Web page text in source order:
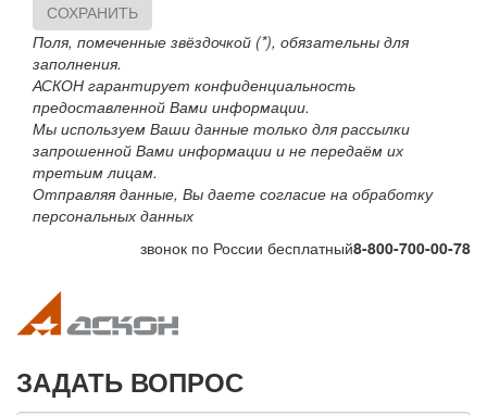
СОХРАНИТЬ
Поля, помеченные звёздочкой (*), обязательны для
заполнения.
АСКОН гарантирует конфиденциальность
предоставленной Вами информации.
Мы используем Ваши данные только для рассылки
запрошенной Вами информации и не передаём их
третьим лицам.
Отправляя данные, Вы даете согласие на обработку
персональных данных
звонок по России бесплатный8-800-700-00-78
ЗАДАТЬ ВОПРОС